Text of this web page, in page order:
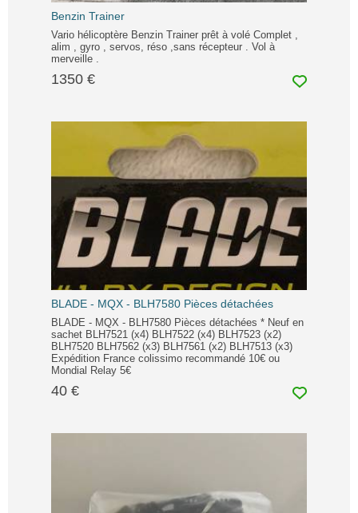
Benzin Trainer
Vario hélicoptère Benzin Trainer prêt à volé Complet ,
alim , gyro , servos, réso ,sans récepteur . Vol à
merveille .
1350 €
BLADE - MQX - BLH7580 Pièces détachées
BLADE - MQX - BLH7580 Pièces détachées * Neuf en
sachet BLH7521 (x4) BLH7522 (x4) BLH7523 (x2)
BLH7520 BLH7562 (x3) BLH7561 (x2) BLH7513 (x3)
Expédition France colissimo recommandé 10€ ou
Mondial Relay 5€
40 €